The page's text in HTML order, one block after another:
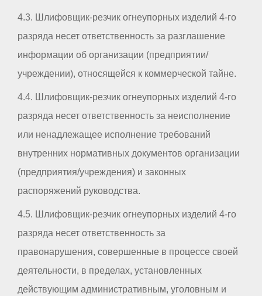
4.3. Шлифовщик-резчик огнеупорных изделий 4-го
разряда несет ответственность за разглашение
информации об организации (предприятии/
учреждении), относящейся к коммерческой тайне.
4.4. Шлифовщик-резчик огнеупорных изделий 4-го
разряда несет ответственность за неисполнение
или ненадлежащее исполнение требований
внутренних нормативных документов организации
(предприятия/учреждения) и законных
распоряжений руководства.
4.5. Шлифовщик-резчик огнеупорных изделий 4-го
разряда несет ответственность за
правонарушения, совершенные в процессе своей
деятельности, в пределах, установленных
действующим административным, уголовным и